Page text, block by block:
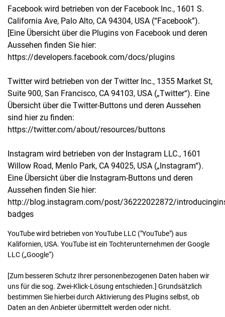
Facebook wird betrieben von der Facebook Inc., 1601 S.
California Ave, Palo Alto, CA 94304, USA (“Facebook”).
[Eine Übersicht über die Plugins von Facebook und deren
Aussehen finden Sie hier:
https://developers.facebook.com/docs/plugins
Twitter wird betrieben von der Twitter Inc., 1355 Market St,
Suite 900, San Francisco, CA 94103, USA („Twitter“). Eine
Übersicht über die Twitter-Buttons und deren Aussehen
sind hier zu finden:
https://twitter.com/about/resources/buttons
Instagram wird betrieben von der Instagram LLC., 1601
Willow Road, Menlo Park, CA 94025, USA („Instagram“).
Eine Übersicht über die Instagram-Buttons und deren
Aussehen finden Sie hier:
http://blog.instagram.com/post/36222022872/
badges
YouTube wird betrieben von YouTube LLC ("YouTube") aus
Kalifornien, USA. YouTube ist ein Tochterunternehmen der Google
LLC („Google“)
[Zum besseren Schutz Ihrer personenbezogenen Daten haben wir
uns für die sog. Zwei-Klick-Lösung entschieden.] Grundsätzlich
bestimmen Sie hierbei durch Aktivierung des Plugins selbst, ob
Daten an den Anbieter übermittelt werden oder nicht.